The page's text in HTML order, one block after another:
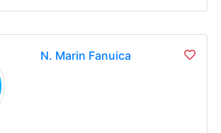
N. Marin Fanuica